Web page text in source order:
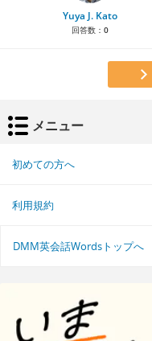
Yuya J. Kato
回答数： 0
メニュー
初めての方へ
利用規約
DMM英会話Wordsトップへ